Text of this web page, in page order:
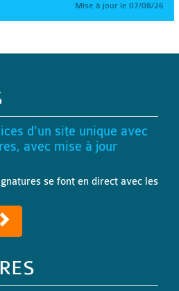
Mise à jour le 07/08/26
d'un site unique avec
avec mise à jour
se font en direct avec les